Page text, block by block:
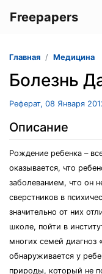
Freepapers
Главная Медицина
Болезнь
Реферат, 08 Января
Описание
Рождение ребенка –
оказывается, что
заболеванием, что он
сверстников в
значительно от них
школе, пойти в
многих семей диагноз
обнаруживается у
природы, который не